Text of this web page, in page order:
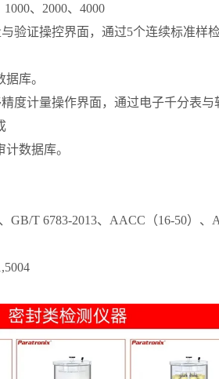
、2000、4000
验证操控界面，通过5个连续标准样
库。
度计量操作界面，通过电子千分表
数据库。
T 6783-2013、AACC（16-50）、